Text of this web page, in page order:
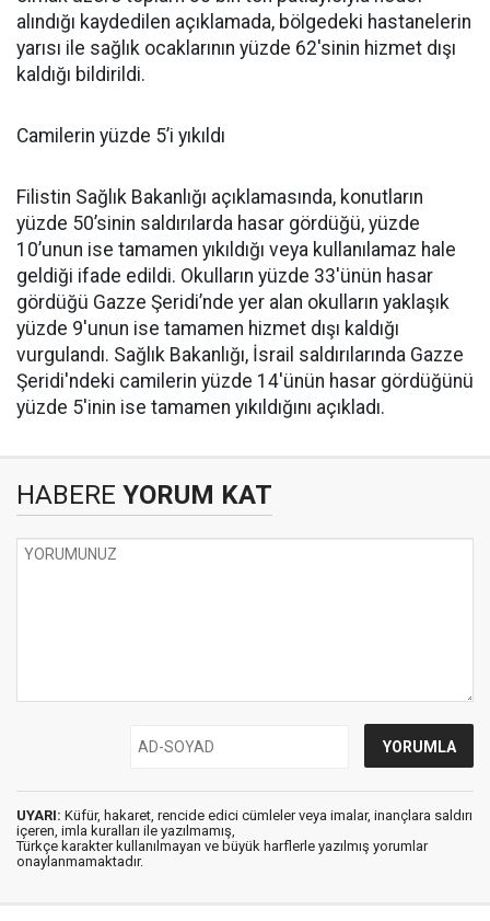
alındığı kaydedilen açıklamada, bölgedeki hastanelerin
yarısı ile sağlık ocaklarının yüzde 62'sinin hizmet dışı
kaldığı bildirildi.
Camilerin yüzde 5’i yıkıldı
Filistin Sağlık Bakanlığı açıklamasında, konutların
yüzde 50’sinin saldırılarda hasar gördüğü, yüzde
10’unun ise tamamen yıkıldığı veya kullanılamaz hale
geldiği ifade edildi. Okulların yüzde 33'ünün hasar
gördüğü Gazze Şeridi’nde yer alan okulların yaklaşık
yüzde 9'unun ise tamamen hizmet dışı kaldığı
vurgulandı. Sağlık Bakanlığı, İsrail saldırılarında Gazze
Şeridi'ndeki camilerin yüzde 14'ünün hasar gördüğünü
yüzde 5'inin ise tamamen yıkıldığını açıkladı.
HABERE YORUM KAT
UYARI: Küfür, hakaret, rencide edici cümleler veya imalar, inançlara saldırı
içeren, imla kuralları ile yazılmamış,
Türkçe karakter kullanılmayan ve büyük harflerle yazılmış yorumlar
onaylanmamaktadır.